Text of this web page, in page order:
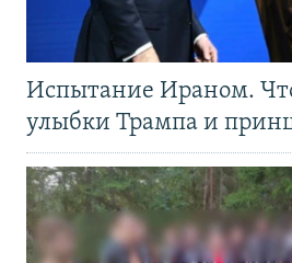
Испытание Ираном.
улыбки Трампа и